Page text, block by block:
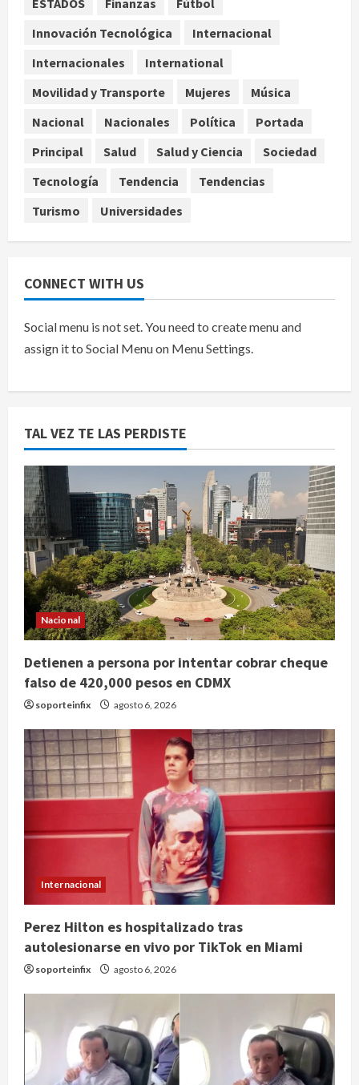
4
Sectores obrero y empresarial
piden al IMSS nuevo hospital en
agosto 6, 2026
Nacional
Falla en sistema Booster de El
de Tijuana
Innovación Tecnológica
Internacional
Internacionales
International
Movilidad y Transporte
Mujeres
Música
Nacional
Nacionales Política
Portada
Principal
Salud Salud y Ciencia
Sociedad
Tecnología
Tendencia
Tendencias
Turismo
Universidades
CONNECT WITH US
Social menu is not set. You need to create menu and
assign it to Social Menu on Menu Settings.
TAL VEZ TE LAS PERDISTE
Nacional
Detienen a persona por intentar cobrar cheque
falso de 420,000 pesos en CDMX
soporteinfix agosto 6, 2026
Internacional
Perez Hilton es hospitalizado tras
autolesionarse en vivo por TikTok en Miami
soporteinfix agosto 6, 2026